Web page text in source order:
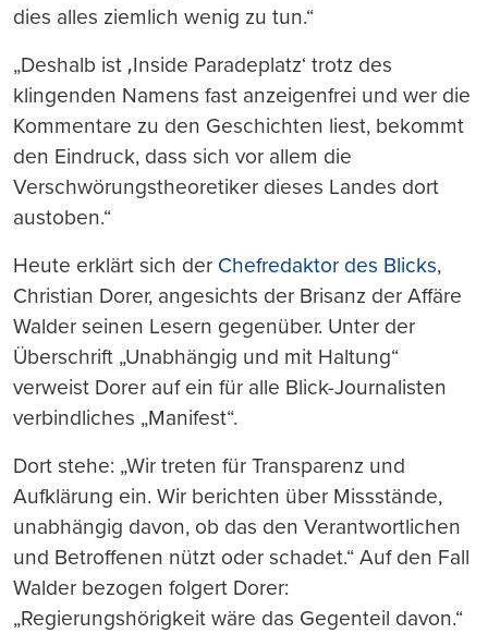
dies alles ziemlich wenig zu tun.“
„Deshalb ist ‚Inside Paradeplatz‘ trotz des
klingenden Namens fast anzeigenfrei und wer die
Kommentare zu den Geschichten liest, bekommt
den Eindruck, dass sich vor allem die
Verschwörungstheoretiker dieses Landes dort
austoben.“
Heute erklärt sich der Chefredaktor des Blicks,
Christian Dorer, angesichts der Brisanz der Affäre
Walder seinen Lesern gegenüber. Unter der
Überschrift „Unabhängig und mit Haltung“
verweist Dorer auf ein für alle Blick-Journalisten
verbindliches „Manifest“.
Dort stehe: „Wir treten für Transparenz und
Aufklärung ein. Wir berichten über Missstände,
unabhängig davon, ob das den Verantwortlichen
und Betroffenen nützt oder schadet.“ Auf den Fall
Walder bezogen folgert Dorer:
„Regierungshörigkeit wäre das Gegenteil davon.“